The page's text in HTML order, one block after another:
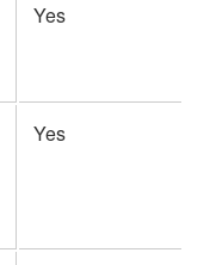
Yes
Yes